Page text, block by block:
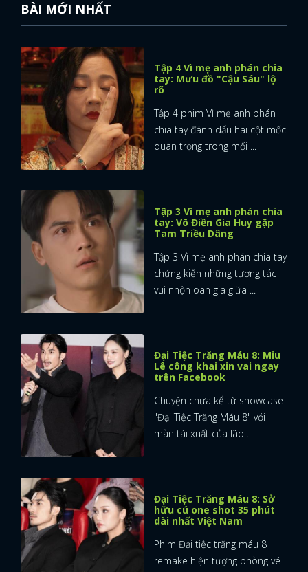
BÀI MỚI NHẤT
Tập 4 Vì mẹ anh phán chia
tay: Mưu đồ "Cậu Sáu" lộ
rõ
Tập 4 phim Vì mẹ anh phán
chia tay đánh dấu hai cột mốc
quan trọng trong mối ...
Tập 3 Vì mẹ anh phán chia
tay: Võ Điền Gia Huy gặp
Tam Triều Dâng
Tập 3 Vì mẹ anh phán chia tay
chứng kiến những tương tác
vui nhộn oan gia giữa ...
Đại Tiệc Trăng Máu 8: Miu
Lê công khai xin vai ngay
trên Facebook
Chuyện chưa kể từ showcase
"Đại Tiệc Trăng Máu 8" với
màn tái xuất của lão ...
Đại Tiệc Trăng Máu 8: Sở
hữu cú one shot 35 phút
dài nhất Việt Nam
Phim Đại tiệc trăng máu 8
remake hiện tượng phòng vé